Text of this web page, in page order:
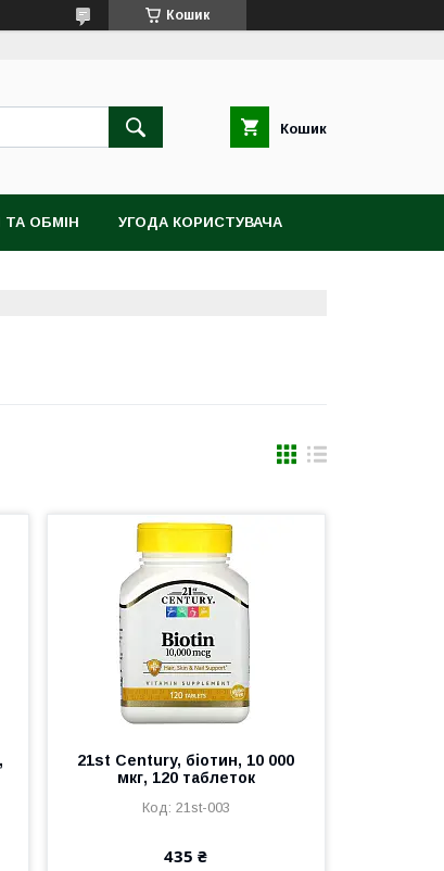
Кошик
Кошик
ОБМІН УГОДА КОРИСТУВАЧА
21st Century, біотин, 10 000
мкг, 120 таблеток
21st-003
435 ₴